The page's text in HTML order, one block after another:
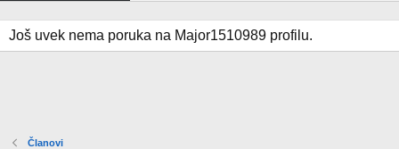
Još uvek nema poruka na Major1510989 profilu.
Članovi